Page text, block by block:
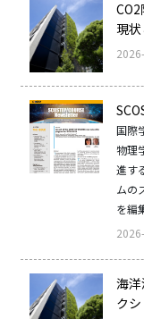
現
国際
物理
進す
ムの
を編
海
ク